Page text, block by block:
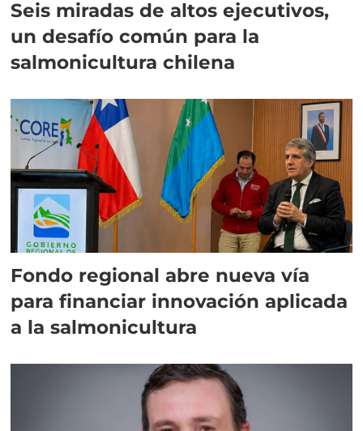
Seis miradas de altos ejecutivos,
un desafío común para la
salmonicultura chilena
Fondo regional abre nueva vía
para financiar innovación aplicada
a la salmonicultura